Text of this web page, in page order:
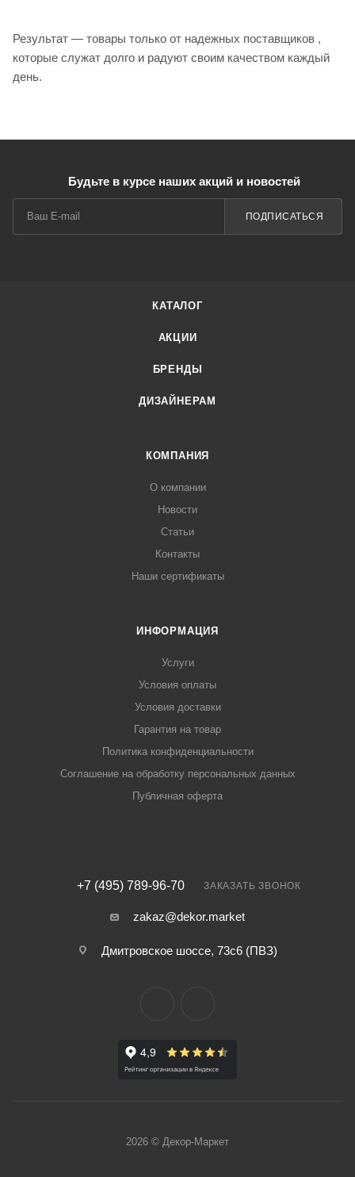
Результат — товары только от надежных поставщиков ,
которые служат долго и радуют своим качеством каждый
день.
Будьте в курсе наших акций и новостей
ПОДПИСАТЬСЯ
КАТАЛОГ
АКЦИИ
БРЕНДЫ
ДИЗАЙНЕРАМ
КОМПАНИЯ
О компании
Новости
Статьи
Контакты
Наши сертификаты
ИНФОРМАЦИЯ
Услуги
Условия оплаты
Условия доставки
Гарантия на товар
Политика конфиденциальности
Соглашение на обработку персональных данных
Публичная оферта
+7 (495) 789-96-70 ЗАКАЗАТЬ ЗВОНОК
zakaz@dekor.market
Дмитровское шоссе, 73с6 (ПВЗ)
2026 © Декор-Маркет